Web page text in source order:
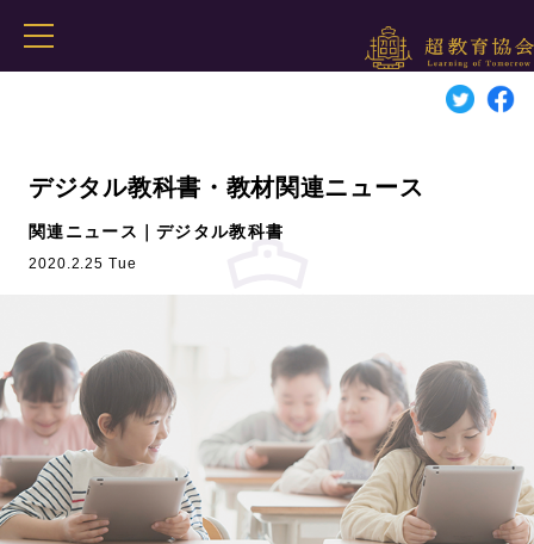
デジタル教科書・教材関連ニュース
関連ニュース｜デジタル教科書
2020.2.25 Tue